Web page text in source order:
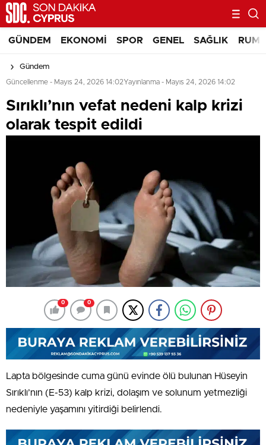
GÜNDEM EKONOMI SPOR GENEL SAĞLIK RUM
Gündem
Güncellenme - Mayıs 24, 2026 14:02Yayınlanma - Mayıs 24, 2026 14:02
Sırıklı’nın vefat nedeni kalp krizi
olarak tespit edildi
0 0
Lapta bölgesinde cuma günü evinde ölü bulunan Hüseyin
Sırıklı’nın (E-53) kalp krizi, dolaşım ve solunum yetmezliği
nedeniyle yaşamını yitirdiği belirlendi.